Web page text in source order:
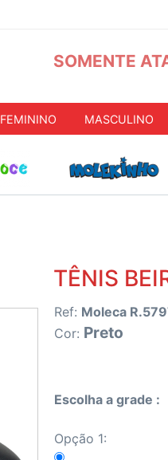
SOMENTE
FEMININO MASCULINO
TÊNIS
Ref: Moleca
Cor: Preto
Escolha a grade :
Opção 1: